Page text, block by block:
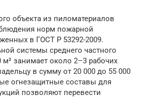
объекта из пиломатериалов
норм пожарной
в ГОСТ Р 53292-2009.
системы среднего частного
занимает около 2–3 рабочих
в сумму от 20 000 до 55 000
огнезащитные составы для
позволяют перевести